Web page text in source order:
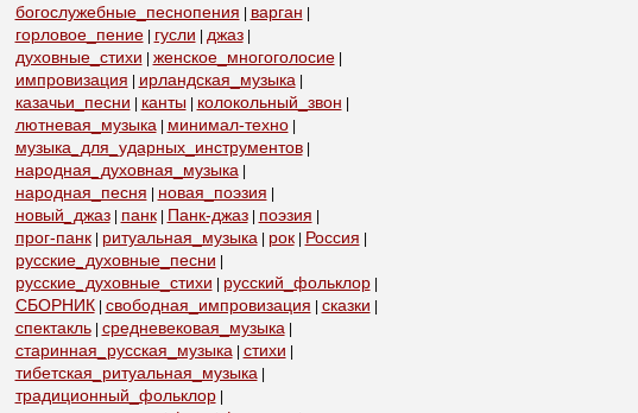
богослужебные_песнопения варган
горловое_пение| гусли джаз|
духовные_стихи женское_многоголосие|
импровизация ирландская_музыка|
казачьи_песни канты колокольный_звон
лютневая_музыка| минимал-техно|
музыка_для_ударных_инструментов|
народная_духовная_музыка|
народная_песня новая_поэзия
новый_джаз| панк| Панк-джаз| поэзия
прог-панк| ритуальная_музыка| рок| Россия
русские_духовные_песни
русские_духовные_стихи русский_фольклор|
СБОРНИК| свободная_импровизация сказки
спектакль| средневековая_музыка|
старинная_русская_музыка| стихи
тибетская_ритуальная_музыка|
традиционный_фольклор|